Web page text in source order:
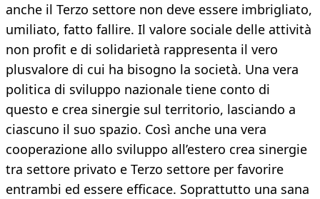
anche il Terzo settore non deve essere imbrigliato,
umiliato, fatto fallire. Il valore sociale delle attività
non profit e di solidarietà rappresenta il vero
plusvalore di cui ha bisogno la società. Una vera
politica di sviluppo nazionale tiene conto di
questo e crea sinergie sul territorio, lasciando a
ciascuno il suo spazio. Così anche una vera
cooperazione allo sviluppo all’estero crea sinergie
tra settore privato e Terzo settore per favorire
entrambi ed essere efficace. Soprattutto una sana